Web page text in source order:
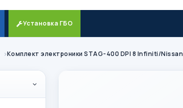
Установка ГБО
Комплект электроники STAG-400 DPI 8 Infiniti/Nissan